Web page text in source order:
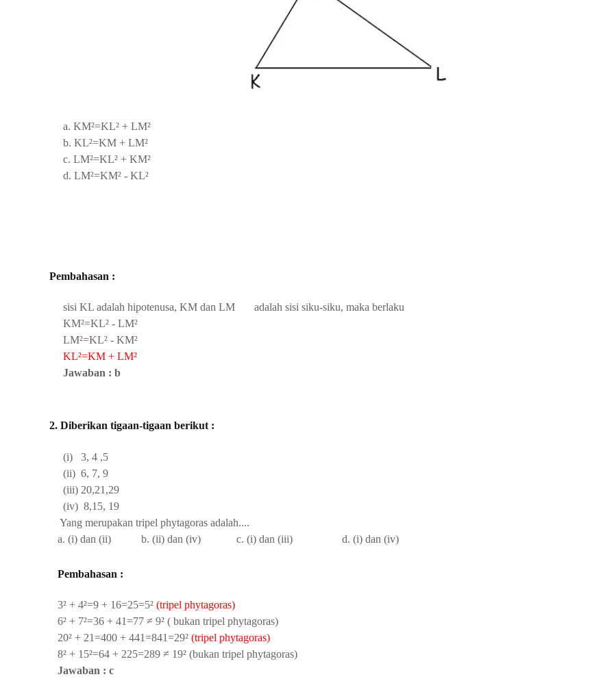
a. KM²=KL² + LM²
b. KL²=KM + LM²
c. LM²=KL² + KM²
d. LM²=KM² - KL²
Pembahasan :
sisi KL adalah hipotenusa, KM dan LM adalah sisi siku-siku, maka berlaku
KM²=KL² - LM²
LM²=KL² - KM²
KL²=KM + LM²
Jawaban : b
2. Diberikan tigaan-tigaan berikut :
(i) 3, 4 ,5
(ii) 6, 7, 9
(iii) 20,21,29
(iv) 8,15, 19
Yang merupakan tripel phytagoras adalah....
a. (i) dan (ii) b. (ii) dan (iv) c. (i) dan (iii) d. (i) dan (iv)
Pembahasan :
3² + 4²=9 + 16=25=5² (tripel phytagoras)
6² + 7²=36 + 41=77 ≠ 9² ( bukan tripel phytagoras)
20² + 21=400 + 441=841=29² (tripel phytagoras)
8² + 15²=64 + 225=289 ≠ 19² (bukan tripel phytagoras)
Jawaban : c